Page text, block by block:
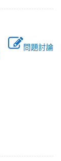
問題討論